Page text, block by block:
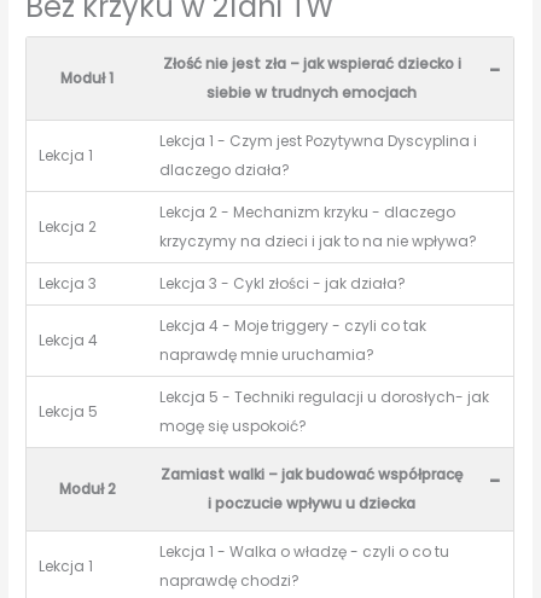
Moduł 1
Złość nie jest zła – jak wspierać dziecko i
siebie w trudnych emocjach
-
Lekcja 1
Lekcja 1 - Czym jest Pozytywna Dyscyplina i
dlaczego działa?
Lekcja 2
Lekcja 2 - Mechanizm krzyku - dlaczego
krzyczymy na dzieci i jak to na nie wpływa?
Lekcja 3 Lekcja 3 - Cykl złości - jak działa?
Lekcja 4
Lekcja 4 - Moje triggery - czyli co tak
naprawdę mnie uruchamia?
Lekcja 5
Lekcja 5 - Techniki regulacji u dorosłych- jak
mogę się uspokoić?
Moduł 2
Zamiast walki – jak budować współpracę
i poczucie wpływu u dziecka
-
Lekcja 1
Lekcja 1 - Walka o władzę - czyli o co tu
naprawdę chodzi?